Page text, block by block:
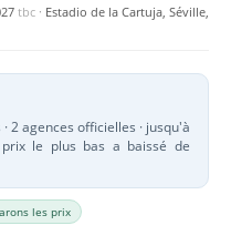
tbc
Estadio de la Cartuja, Séville,
2 agences officielles · jusqu'à
le plus bas a baissé de
les prix